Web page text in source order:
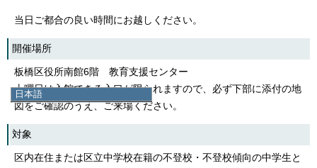
日本語
日本語
English
한국어
简体中文
繁體中文
当日ご都合の良い時間にお越しください。
開催場所
板橋区役所南館6階 教育支援センター
土曜日は入館できる入口が限られますので、必ず下部に添付の地
図をご確認のうえ、ご来場ください。
対象
区内在住または区立中学校在籍の不登校・不登校傾向の中学生と